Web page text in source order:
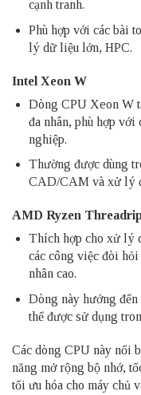
cạnh tranh.
Phù hợp với các bài
lý dữ liệu lớn, HPC.
Intel Xeon W
Dòng CPU Xeon W
đa nhân, phù hợp với
nghiệp.
Thường được dùng
CAD/CAM và xử lý
AMD Ryzen
Thích hợp cho xử lý
các công việc đòi
nhân cao.
Dòng này hướng
thể được sử dụng
Các dòng CPU này nổi
năng mở rộng bộ nhớ,
tối ưu hóa cho máy chủ